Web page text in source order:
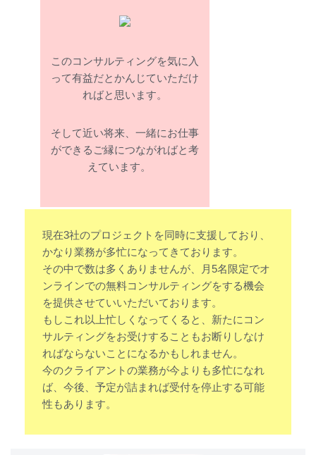
このコンサルティングを気に入
って有益だとかんじていただけ
ればと思います。
そして近い将来、一緒にお仕事
ができるご縁につながればと考
えています。
現在3社のプロジェクトを同時に支援しており、
かなり業務が多忙になってきております。
その中で数は多くありませんが、月5名限定でオ
ンラインでの無料コンサルティングをする機会
を提供させていいただいております。
もしこれ以上忙しくなってくると、新たにコン
サルティングをお受けすることもお断りしなけ
ればならないことになるかもしれません。
今のクライアントの業務が今よりも多忙になれ
ば、今後、予定が詰まれば受付を停止する可能
性もあります。